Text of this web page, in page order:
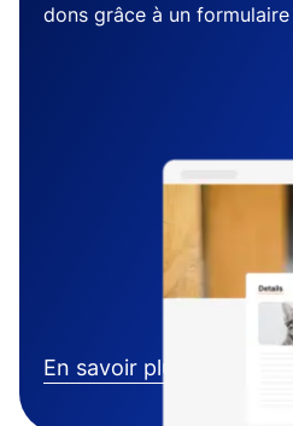
dons grâce à un
En savoir plus